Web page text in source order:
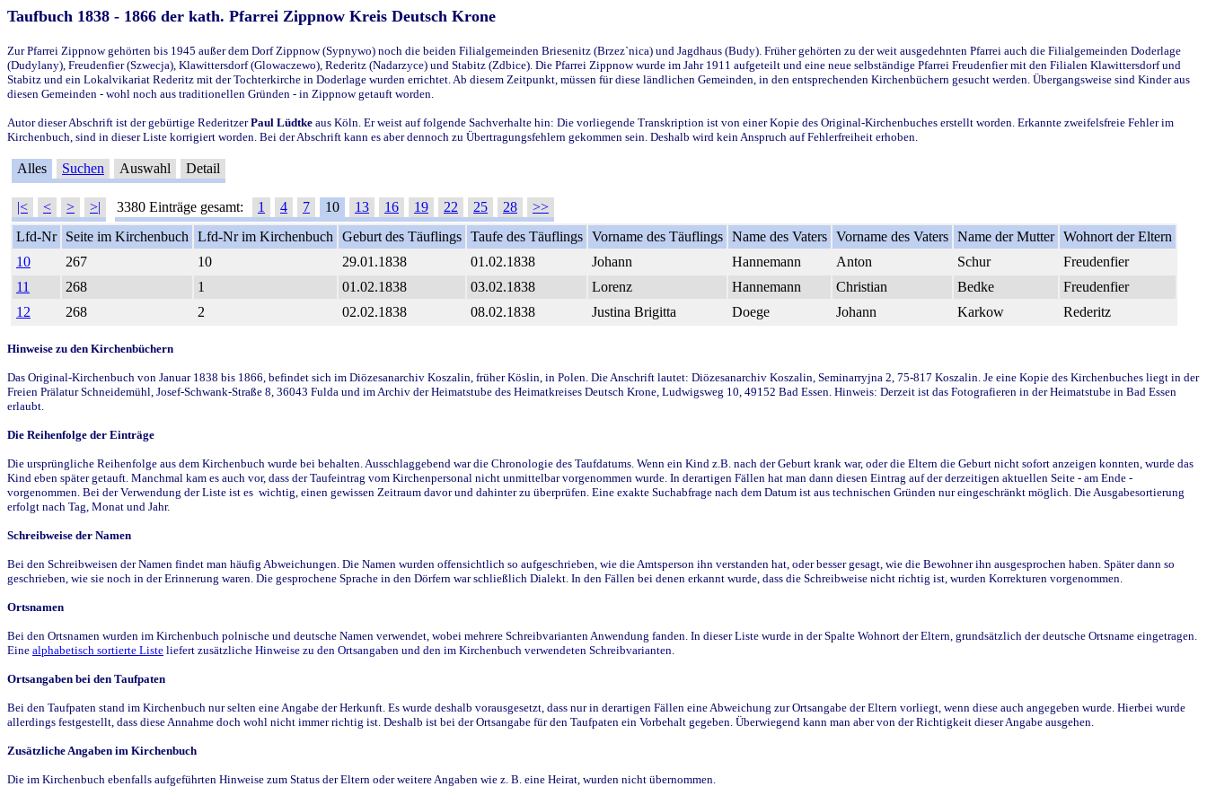
Taufbuch 1838 - 1866 der kath. Pfarrei Zippnow Kreis Deutsch Krone
Zur Pfarrei Zippnow gehörten bis 1945 außer dem Dorf Zippnow (Sypnywo) noch die beiden Filialgemeinden Briesenitz (Brzez`nica) und Jagdhaus (Budy). Früher gehörten zu der weit ausgedehnten Pfarrei auch die Filialgemeinden Doderlage
(Dudylany), Freudenfier (Szwecja), Klawittersdorf (Glowaczewo), Rederitz (Nadarzyce) und Stabitz (Zdbice). Die Pfarrei Zippnow wurde im Jahr 1911 aufgeteilt und eine neue selbständige Pfarrei Freudenfier mit den Filialen Klawittersdorf und
Stabitz und ein Lokalvikariat Rederitz mit der Tochterkirche in Doderlage wurden errichtet. Ab diesem Zeitpunkt, müssen für diese ländlichen Gemeinden, in den entsprechenden Kirchenbüchern gesucht werden. Übergangsweise sind Kinder aus
diesen Gemeinden - wohl noch aus traditionellen Gründen - in Zippnow getauft worden.
Autor dieser Abschrift ist der gebürtige RederitzerPaul Lüdtke aus Köln. Er weist auf folgende Sachverhalte hin: Die vorliegende Transkription ist von einer Kopie des Original-Kirchenbuches erstellt worden. Erkannte zweifelsfreie Fehler im
Kirchenbuch, sind in dieser Liste korrigiert worden. Bei der Abschrift kann es aber dennoch zu Übertragungsfehlern gekommen sein. Deshalb wird kein Anspruch auf Fehlerfreiheit erhoben.
Alles Suchen Auswahl Detail
|< < > >| 3380 Einträge gesamt: 1 4 7 10 13 16 19 22 25 28
>>
Lfd-Nr
Seite im Kirchenbuch Lfd-Nr im Kirchenbuch Geburt des Täuflings Taufe des Täuflings Vorname des Täuflings Name des Vaters Vorname des Vaters Name der Mutter Wohnort der Eltern
10
267 10 29.01.1838 01.02.1838 Johann Hannemann Anton Schur
Freudenfier
11
268 1 01.02.1838 03.02.1838 Lorenz Hannemann Christian Bedke
Freudenfier
12
268 2 02.02.1838 08.02.1838 Justina Brigitta Doege Johann Karkow Rederitz
Hinweise zu den Kirchenbüchern
Das Original-Kirchenbuch von Januar 1838 bis 1866, befindet sich im Diözesanarchiv Koszalin, früher Köslin, in Polen. Die Anschrift lautet: Diözesanarchiv Koszalin, Seminarryjna 2, 75-817 Koszalin. Je eine Kopie des Kirchenbuches liegt in der
Freien Prälatur Schneidemühl, Josef-Schwank-Straße 8, 36043 Fulda und im Archiv der Heimatstube des Heimatkreises Deutsch Krone, Ludwigsweg 10, 49152 Bad Essen. Hinweis: Derzeit ist das Fotografieren in der Heimatstube in Bad Essen
erlaubt.
Die Reihenfolge der Einträge
Die ursprüngliche Reihenfolge aus dem Kirchenbuch wurde bei behalten. Ausschlaggebend war die Chronologie des Taufdatums. Wenn ein Kind z.B. nach der Geburt krank war, oder die Eltern die Geburt nicht sofort anzeigen konnten, wurde das
Kind eben später getauft. Manchmal kam es auch vor, dass der Taufeintrag vom Kirchenpersonal nicht unmittelbar vorgenommen wurde. In derartigen Fällen hat man dann diesen Eintrag auf der derzeitigen aktuellen Seite - am Ende -
vorgenommen. Bei der Verwendung der Liste ist es wichtig, einen gewissen Zeitraum davor und dahinter zu überprüfen. Eine exakte Suchabfrage nach dem Datum ist aus technischen Gründen nur eingeschränkt möglich. Die Ausgabesortierung
erfolgt nach Tag, Monat und Jahr.
Schreibweise der Namen
Bei den Schreibweisen der Namen findet man häufig Abweichungen. Die Namen wurden offensichtlich so aufgeschrieben, wie die Amtsperson ihn verstanden hat, oder besser gesagt, wie die Bewohner ihn ausgesprochen haben. Später dann so
geschrieben, wie sie noch in der Erinnerung waren. Die gesprochene Sprache in den Dörfern war schließlich Dialekt. In den Fällen bei denen erkannt wurde, dass die Schreibweise nicht richtig ist, wurden Korrekturen vorgenommen.
Ortsnamen
Bei den Ortsnamen wurden im Kirchenbuch polnische und deutsche Namen verwendet, wobei mehrere Schreibvarianten Anwendung fanden. In dieser Liste wurde in der Spalte Wohnort der Eltern, grundsätzlich der deutsche Ortsname eingetragen.
Eine alphabetisch sortierte Liste liefert zusätzliche Hinweise zu den Ortsangaben und den im Kirchenbuch verwendeten Schreibvarianten.
Ortsangaben bei den Taufpaten
Bei den Taufpaten stand im Kirchenbuch nur selten eine Angabe der Herkunft. Es wurde deshalb vorausgesetzt, dass nur in derartigen Fällen eine Abweichung zur Ortsangabe der Eltern vorliegt, wenn diese auch angegeben wurde. Hierbei wurde
allerdings festgestellt, dass diese Annahme doch wohl nicht immer richtig ist. Deshalb ist bei der Ortsangabe für den Taufpaten ein Vorbehalt gegeben. Überwiegend kann man aber von der Richtigkeit dieser Angabe ausgehen.
Zusätzliche Angaben im Kirchenbuch
Die im Kirchenbuch ebenfalls aufgeführten Hinweise zum Status der Eltern oder weitere Angaben wie z. B. eine Heirat, wurden nicht übernommen.